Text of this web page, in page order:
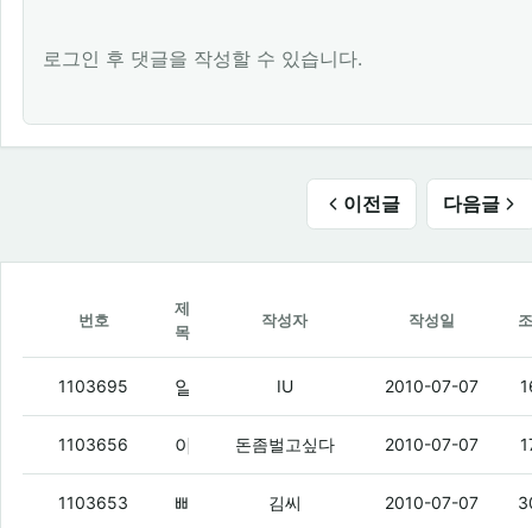
로그인 후 댓글을 작성할 수 있습니다.
이전글 다음글
번호
제
목
작성자 작성일
1103695 (4)
IU 2010-07-07
1103656 (4)
돈좀벌고싶다 2010-07-07
1103653 (3)
김씨 2010-07-07